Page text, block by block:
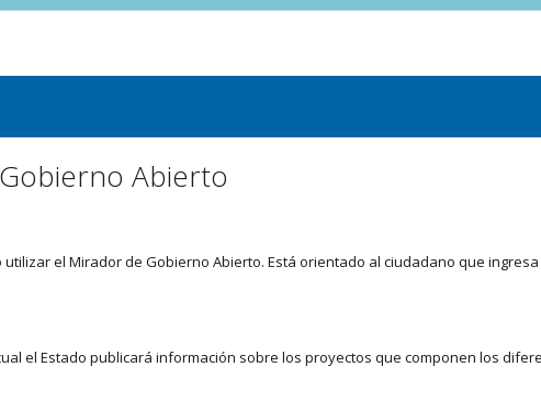
Abierto
utilizar el Mirador de Gobierno Abierto. Está orientado al ciudadano que
el Estado publicará información sobre los proyectos que componen los